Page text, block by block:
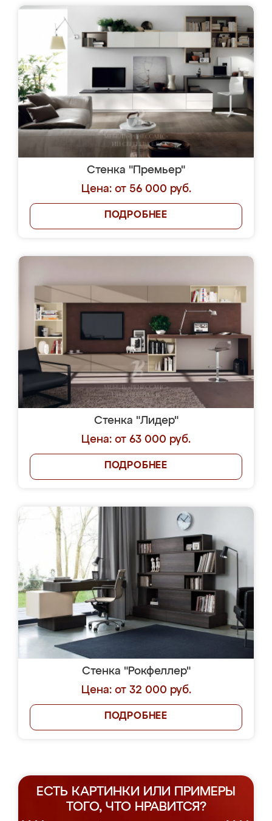
Стенка "Премьер"
Цена: от 56 000 руб.
ПОДРОБНЕЕ
Стенка "Лидер"
Цена: от 63 000 руб.
ПОДРОБНЕЕ
Стенка "Рокфеллер"
Цена: от 32 000 руб.
ПОДРОБНЕЕ
ЕСТЬ КАРТИНКИ ИЛИ ПРИМЕРЫ
ТОГО, ЧТО НРАВИТСЯ?